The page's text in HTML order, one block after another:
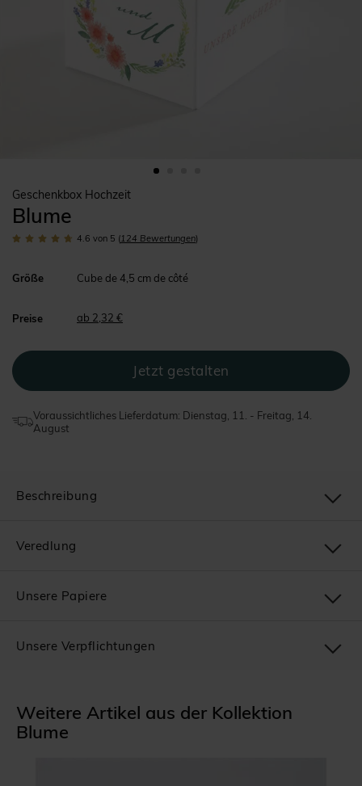
Geschenkbox Hochzeit
Blume
4.6 von 5 (124 Bewertungen)
Größe Cube de 4,5 cm de côté
Preise ab 2,32 €
Voraussichtliches Lieferdatum: Dienstag, 11. - Freitag, 14.
August
Weitere Artikel aus der Kollektion
Blume
Beschreibung
Veredlung
Unsere Papiere
Unsere Verpflichtungen